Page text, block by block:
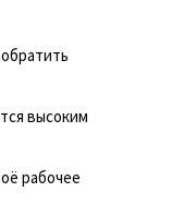
высоким
рабочее